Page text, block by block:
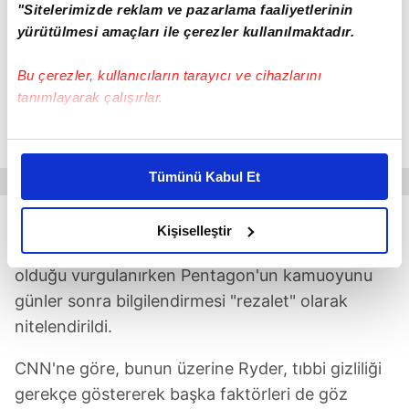
"Sitelerimizde reklam ve pazarlama faaliyetlerinin
yürütülmesi amaçları ile çerezler kullanılmaktadır.
Bu çerezler, kullanıcıların tarayıcı ve cihazlarını
tanımlayarak çalışırlar.
Bu çerezlere izin vermeniz halinde sizlere özel
daha iyi reklam deneyimi yaşatabiliriz. Bunu yaparken
amacımızın size daha iyi bir reklam deneyimi sunmak
olduğunu ve sizlere en iyi içerikleri sunabilmek adına
elimizden gelen çabayı gösterdiğimizi ve bu noktada,
reklamların maliyetlerimizi karşılamak noktasında tek gelir
kalemimiz olduğunu sizlere hatırlatmak isteriz.
Her halükârda, kullanıcılar, bu çerezlere izin vermedikleri
takdirde, kullanıcılara hedefli reklamlar
gösterilmeyecektir."
Tümünü Kabul Et
Kişiselleştir
PENTAGON'A TEPKİ YAĞDI
Savunma Bakanlığını takip eden medya
kuruluşlarını temsil eden Pentagon Basın
"endişelerini" bildirdi.
Topluluktan yapılan yazılı açıklamada,
kamuoyunun bu gibi durumları bilmeye hakkı
olduğu vurgulanırken Pentagon'un kamuoyunu
günler sonra bilgilendirmesi "rezalet" olarak
nitelendirildi.
CNN'ne göre, bunun üzerine Ryder, tıbbi gizliliği
gerekçe göstererek başka faktörleri de göz